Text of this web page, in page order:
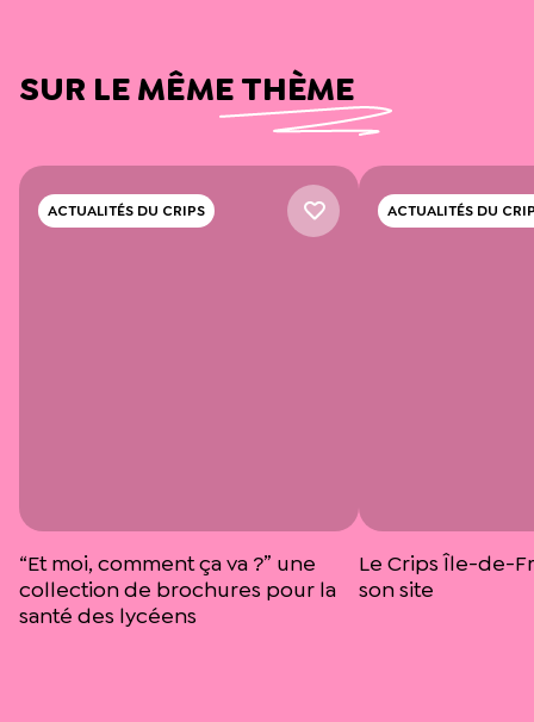
SUR LE MÊME THÈME
ACTUALITÉS DU CRIPS
“Et moi, comment ça va ?” une
collection de brochures pour la
santé des lycéens
ACTUALITÉS DU
Le Crips Île-de-
son site